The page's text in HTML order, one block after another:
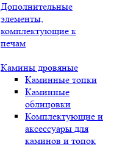
Дополнительные
элементы,
комплектующие к
печам
Камины дровяные
Каминные топки
Каминные
облицовки
Комплектующие и
аксессуары для
каминов и топок